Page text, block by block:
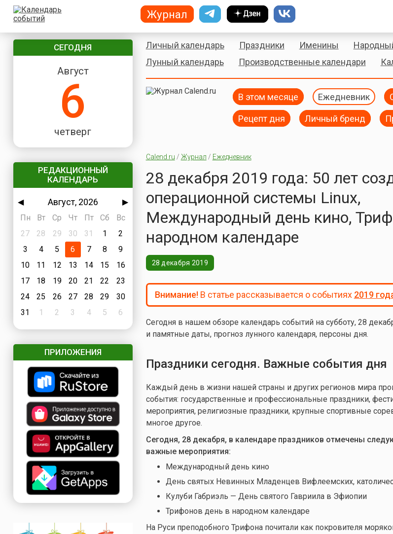
СЕГОДНЯ
Август
6
четверг
РЕДАКЦИОННЫЙ
КАЛЕНДАРЬ
◀ Август, 2026
▶
Пн
Вт Ср Чт Пт Сб
Вс
27
28 29 30 31 1
2
3
4 5 6 7 8
9
10
11 12 13 14 15
16
17
18 19 20 21 22
23
24
25 26 27 28 29
30
31
1 2 3 4 5 6
ПРИЛОЖЕНИЯ
Личный календарь Праздники Именины
Лунный календарь
Производственные календари
В этом месяце Ежедневник
Рецепт дня Личный бренд
Calend.ru / Журнал / Ежедневник
28 декабря 2019 года: 50 лет
операционной системы Linux,
Международный день кино,
народном календаре
28 декабря 2019
Внимание!В статье рассказывается о событиях 2019
Сегодня в нашем обзоре календарь событий на субботу, 28
и памятные даты, прогноз лунного календаря, персоны дня.
Праздники сегодня. Важные события дня
Каждый день в жизни нашей страны и других регионов мира
события: государственные и профессиональные праздники,
мероприятия, религиозные праздники, крупные спортивные
многое другое.
Сегодня, 28 декабря, в календаре праздников отмечены
важные мероприятия:
Международный день кино
День святых Невинных Младенцев Вифлеемских,
Кулуби Габриэль — День святого Гавриила в Эфиопии
Трифонов день в народном календаре
На Руси преподобного Трифона почитали как покровителя
Журнал